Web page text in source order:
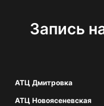
Запись
АТЦ Дмитровка
АТЦ Новоясеневская